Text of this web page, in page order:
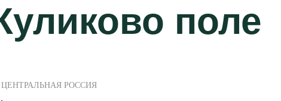
поле
ЦЕНТРАЛЬНАЯ РОССИЯ